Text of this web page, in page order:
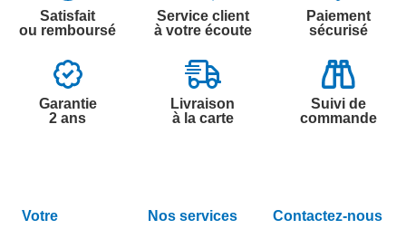
Satisfait
ou remboursé
Service client
à votre écoute
Paiement
sécurisé
Garantie
2 ans
Livraison
à la carte
Suivi de
commande
Votre
Nos services Contactez-nous